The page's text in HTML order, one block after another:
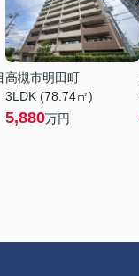
高槻市明田町
3LDK (78.74㎡)
5,880万円